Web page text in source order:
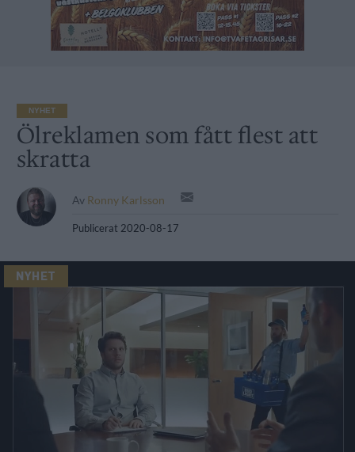
NYHET
Ölreklamen som fått flest att
skratta
Av Ronny Karlsson
Publicerat 2020-08-17
NYHET